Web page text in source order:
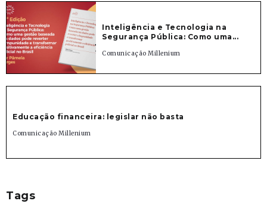
Inteligência e Tecnologia na
Segurança Pública: Como uma...
Comunicação Millenium
Educação financeira: legislar não basta
Comunicação Millenium
Tags